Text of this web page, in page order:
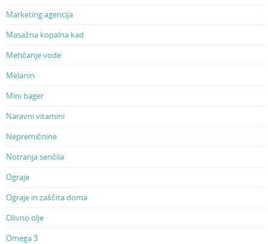
Marketing agencija
Masažna kopalna kad
Mehčanje vode
Melanin
Mini bager
Naravni vitamini
Nepremičnine
Notranja senčila
Ograje
Ograje in zaščita doma
Olivno olje
Omega 3